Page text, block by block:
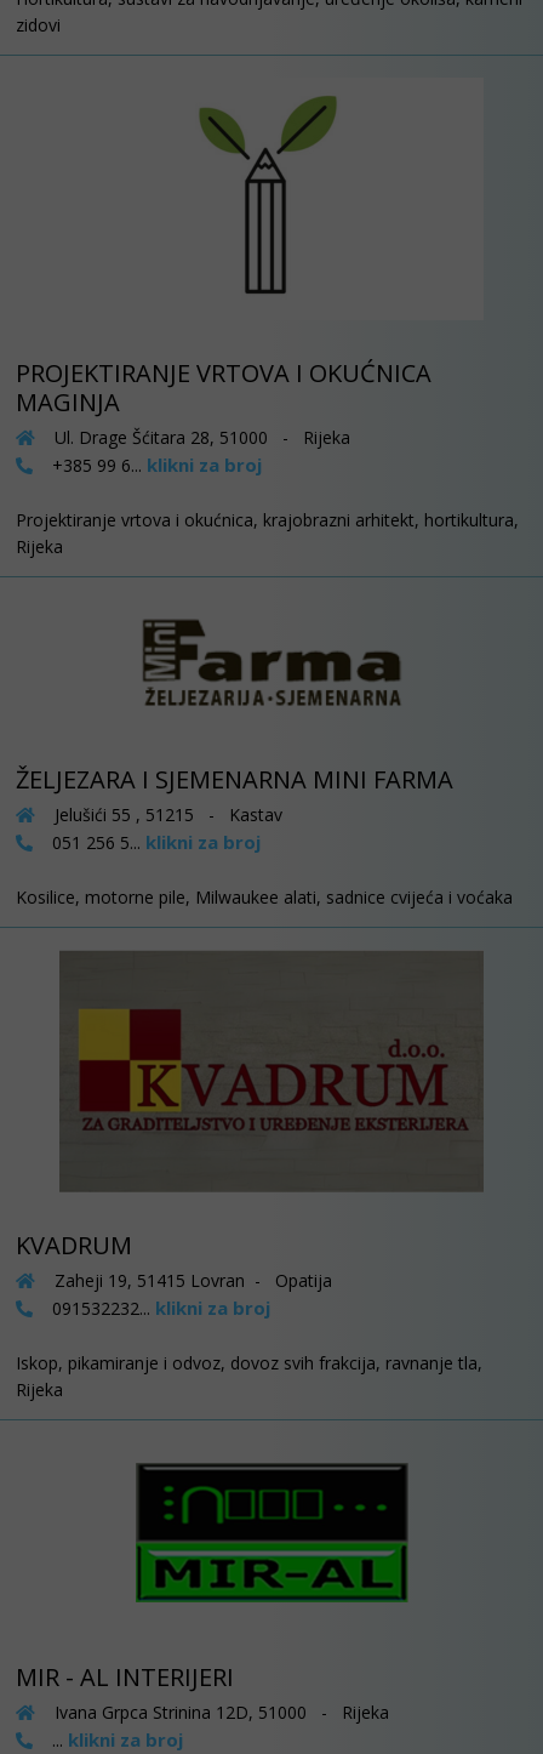
zidovi
PROJEKTIRANJE VRTOVA I OKUĆNICA
MAGINJA
Ul. Drage Šćitara 28, 51000 - Rijeka
+385 99 6... klikni za broj
Projektiranje vrtova i okućnica, krajobrazni arhitekt, hortikultura,
Rijeka
ŽELJEZARA I SJEMENARNA MINI FARMA
Jelušići 55 , 51215 - Kastav
051 256 5... klikni za broj
Kosilice, motorne pile, Milwaukee alati, sadnice cvijeća i voćaka
KVADRUM
Zaheji 19, 51415 Lovran - Opatija
091532232... klikni za broj
Iskop, pikamiranje i odvoz, dovoz svih frakcija, ravnanje tla,
Rijeka
MIR - AL INTERIJERI
Ivana Grpca Strinina 12D, 51000 - Rijeka
... klikni za broj